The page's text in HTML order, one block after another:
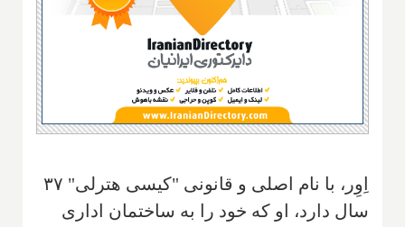
اِوِر، با نام اصلی و قانونی "کیسی هترلی" ۳۷
سال دارد، او که خود را به ساختمان اداری